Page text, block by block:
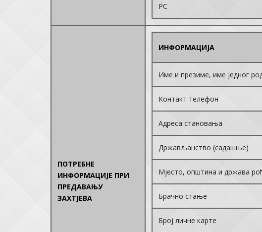
РС
ПОТРЕБНЕ
ИНФОРМАЦИЈЕ ПРИ
ПРЕДАВАЊУ
ЗАХТЈЕВА
ИНФОРМАЦИЈА
Име и презиме, име једног
Контакт телефон
Адреса становања
Држављанство (садашње)
Мјесто, општина и држава
Брачно стање
Број личне карте